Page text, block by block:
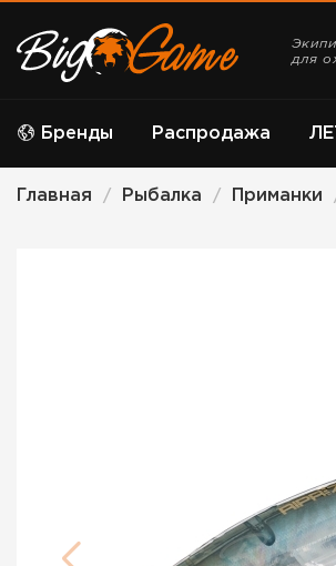
для
Бренды Распродажа
Главная / Рыбалка / Приманки